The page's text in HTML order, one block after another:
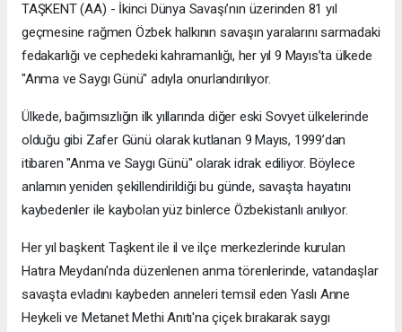
TAŞKENT (AA) - İkinci Dünya Savaşı’nın üzerinden 81 yıl
geçmesine rağmen Özbek halkının savaşın yaralarını sarmadaki
fedakarlığı ve cephedeki kahramanlığı, her yıl 9 Mayıs’ta ülkede
"Anma ve Saygı Günü" adıyla onurlandırılıyor.
Ülkede, bağımsızlığın ilk yıllarında diğer eski Sovyet ülkelerinde
olduğu gibi Zafer Günü olarak kutlanan 9 Mayıs, 1999’dan
itibaren "Anma ve Saygı Günü" olarak idrak ediliyor. Böylece
anlamın yeniden şekillendirildiği bu günde, savaşta hayatını
kaybedenler ile kaybolan yüz binlerce Özbekistanlı anılıyor.
Her yıl başkent Taşkent ile il ve ilçe merkezlerinde kurulan
Hatıra Meydanı'nda düzenlenen anma törenlerinde, vatandaşlar
savaşta evladını kaybeden anneleri temsil eden Yaslı Anne
Heykeli ve Metanet Methi Anıtı'na çiçek bırakarak saygı